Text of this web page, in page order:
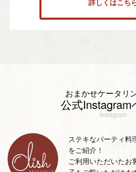
おまかせケータリ
公式Instagram
Instagram
ステキなパーティ料
をご紹介！
ご利用いただいたお